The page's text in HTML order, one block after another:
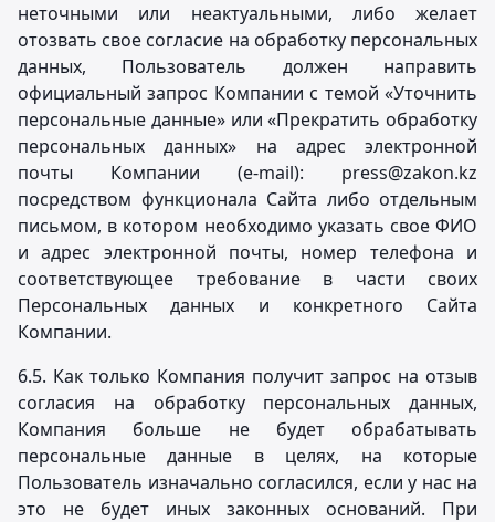
неточными или неактуальными, либо желает
отозвать свое согласие на обработку персональных
данных, Пользователь должен направить
официальный запрос Компании с темой «Уточнить
персональные данные» или «Прекратить обработку
персональных данных» на адрес электронной
почты Компании (e-mail): press@zakon.kz
посредством функционала Сайта либо отдельным
письмом, в котором необходимо указать свое ФИО
и адрес электронной почты, номер телефона и
соответствующее требование в части своих
Персональных данных и конкретного Сайта
Компании.
6.5. Как только Компания получит запрос на отзыв
согласия на обработку персональных данных,
Компания больше не будет обрабатывать
персональные данные в целях, на которые
Пользователь изначально согласился, если у нас на
это не будет иных законных оснований. При